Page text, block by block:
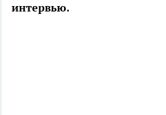
интервью.